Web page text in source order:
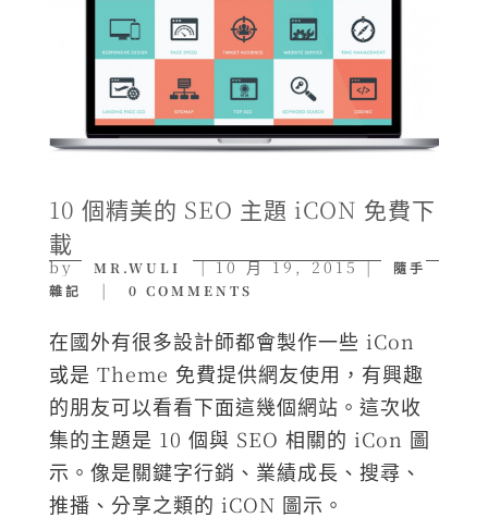
10 個精美的 SEO 主題 iCON 免費下
載
by MR.WULI |10 月 19, 2015|
隨手
雜記
| 0 COMMENTS
在國外有很多設計師都會製作一些 iCon
或是 Theme 免費提供網友使用，有興趣
的朋友可以看看下面這幾個網站。這次收
集的主題是 10 個與 SEO 相關的 iCon 圖
示。像是關鍵字行銷、業績成長、搜尋、
推播、分享之類的 iCON 圖示。